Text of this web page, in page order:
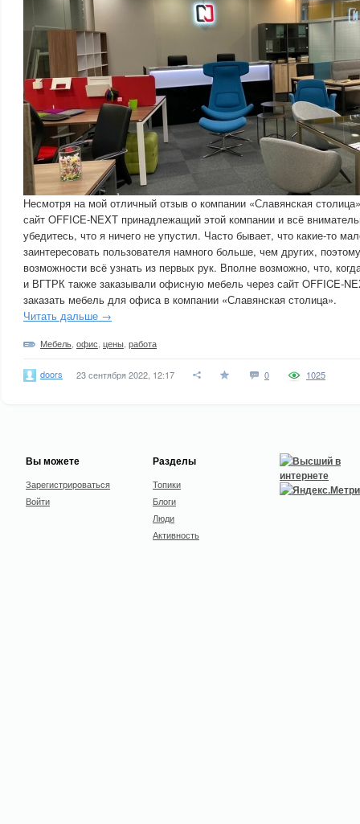
Несмотря на мой отличный отзыв о компании «Славянская
сайт OFFICE-NEXT принадлежащий этой компании и всё
убедитесь, что я ничего не упустил. Часто бывает, что какие-то
заинтересовать пользователя намного больше, чем других,
возможности всё узнать из первых рук. Вполне возможно, что,
и ВГТРК также заказывали офисную мебель через сайт OFFICE-
заказать мебель для офиса в компании «Славянская столица».
Читать дальше →
Мебель офис цены работа
doors 23 сентября 2022, 12:17 0 1025
Вы можете
Зарегистрироваться
Войти
Разделы
Топики
Блоги
Люди
Активность